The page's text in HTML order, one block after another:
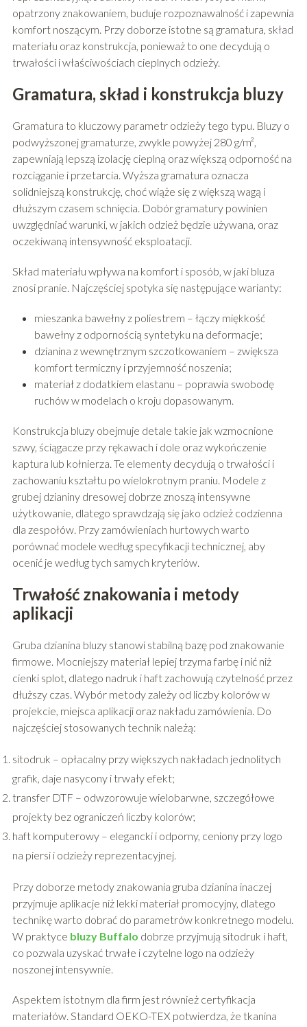
opatrzony znakowaniem, buduje rozpoznawalność i zapewnia
komfort noszącym. Przy doborze istotne są gramatura, skład
materiału oraz konstrukcja, ponieważ to one decydują o
trwałości i właściwościach cieplnych odzieży.
Gramatura, skład i konstrukcja bluzy
Gramatura to kluczowy parametr odzieży tego typu. Bluzy o
podwyższonej gramaturze, zwykle powyżej 280 g/m²,
zapewniają lepszą izolację cieplną oraz większą odporność na
rozciąganie i przetarcia. Wyższa gramatura oznacza
solidniejszą konstrukcję, choć wiąże się z większą wagą i
dłuższym czasem schnięcia. Dobór gramatury powinien
uwzględniać warunki, w jakich odzież będzie używana, oraz
oczekiwaną intensywność eksploatacji.
Skład materiału wpływa na komfort i sposób, w jaki bluza
znosi pranie. Najczęściej spotyka się następujące warianty:
mieszanka bawełny z poliestrem – łączy miękkość
bawełny z odpornością syntetyku na deformacje;
dzianina z wewnętrznym szczotkowaniem – zwiększa
komfort termiczny i przyjemność noszenia;
materiał z dodatkiem elastanu – poprawia swobodę
ruchów w modelach o kroju dopasowanym.
Konstrukcja bluzy obejmuje detale takie jak wzmocnione
szwy, ściągacze przy rękawach i dole oraz wykończenie
kaptura lub kołnierza. Te elementy decydują o trwałości i
zachowaniu kształtu po wielokrotnym praniu. Modele z
grubej dzianiny dresowej dobrze znoszą intensywne
użytkowanie, dlatego sprawdzają się jako odzież codzienna
dla zespołów. Przy zamówieniach hurtowych warto
porównać modele według specyfikacji technicznej, aby
ocenić je według tych samych kryteriów.
Trwałość znakowania i metody
aplikacji
Gruba dzianina bluzy stanowi stabilną bazę pod znakowanie
firmowe. Mocniejszy materiał lepiej trzyma farbę i nić niż
cienki splot, dlatego nadruk i haft zachowują czytelność przez
dłuższy czas. Wybór metody zależy od liczby kolorów w
projekcie, miejsca aplikacji oraz nakładu zamówienia. Do
najczęściej stosowanych technik należą:
sitodruk – opłacalny przy większych nakładach jednolitych
grafik, daje nasycony i trwały efekt;
transfer DTF – odwzorowuje wielobarwne, szczegółowe
projekty bez ograniczeń liczby kolorów;
haft komputerowy – elegancki i odporny, ceniony przy logo
na piersi i odzieży reprezentacyjnej.
Przy doborze metody znakowania gruba dzianina inaczej
przyjmuje aplikacje niż lekki materiał promocyjny, dlatego
technikę warto dobrać do parametrów konkretnego modelu.
W praktyce bluzy Buffalo dobrze przyjmują sitodruk i haft,
co pozwala uzyskać trwałe i czytelne logo na odzieży
noszonej intensywnie.
Aspektem istotnym dla firm jest również certyfikacja
materiałów. Standard OEKO-TEX potwierdza, że tkanina